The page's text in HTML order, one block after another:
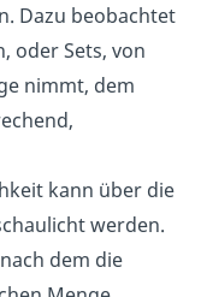
Dazu beobachtet
oder Sets, von
nimmt, dem
kann über die
werden.
dem die